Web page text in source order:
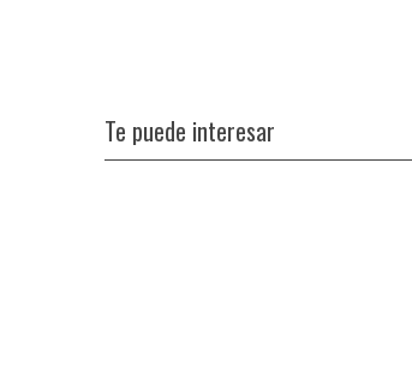
Te puede interesar